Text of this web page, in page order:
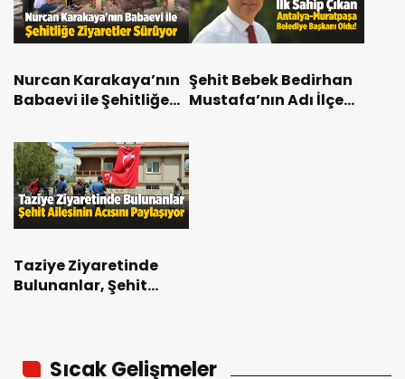
Nurcan Karakaya’nın
Babaevi ile Şehitliğe
Şehit Bebek Bedirhan
Mustafa’nın Adı İlçe
Taziye Ziyaretinde
Bulunanlar, Şehit
Sıcak Gelişmeler